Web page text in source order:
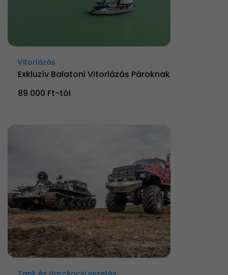
Vitorlázás
Exkluzív Balatoni Vitorlázás Pároknak
89 000 Ft-tól